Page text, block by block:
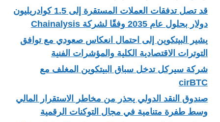
قد تصل تدفقات العملات المستقرة إلى 1.5 كوادريليون
دولار بحلول عام 2035 وفقًا لشركة Chainalysis
يشير البيتكوين إلى احتمال انعكاس صعودي مع توافق
التوترات الاقتصادية الكلية والمؤشرات الفنية
شركة سيركل تدخل سباق البيتكوين المغلف مع
cirBTC
صندوق النقد الدولي يحذر من مخاطر الاستقرار المالي
وسط طفرة متنامية في مجال التوكنات الرقمية